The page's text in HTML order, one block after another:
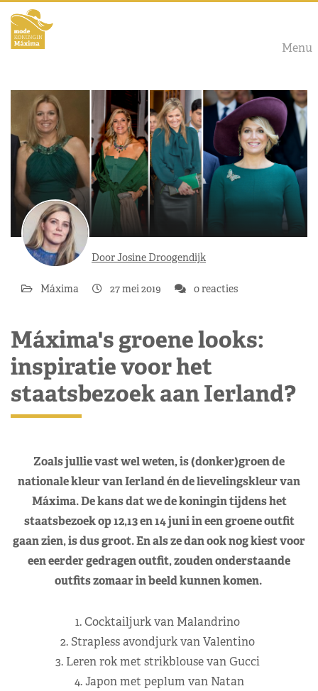
Menu
Door Josine Droogendijk
Máxima 27 mei 2019 0 reacties
Máxima's groene looks:
inspiratie voor het
staatsbezoek aan Ierland?
Zoals jullie vast wel weten, is (donker)groen de
nationale kleur van Ierland én de lievelingskleur van
Máxima. De kans dat we de koningin tijdens het
staatsbezoek op 12,13 en 14 juni in een groene outfit
gaan zien, is dus groot. En als ze dan ook nog kiest voor
een eerder gedragen outfit, zouden onderstaande
outfits zomaar in beeld kunnen komen.
1. Cocktailjurk van Malandrino
2. Strapless avondjurk van Valentino
3. Leren rok met strikblouse van Gucci
4. Japon met peplum van Natan